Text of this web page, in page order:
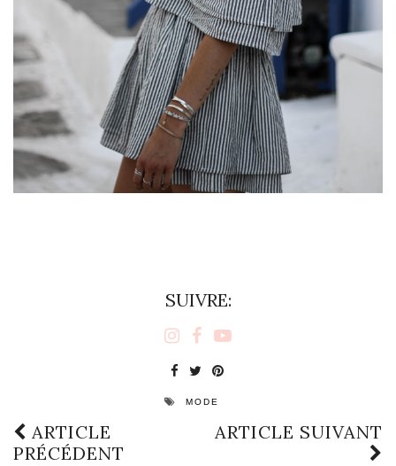
SUIVRE:
MODE
ARTICLE
PRÉCÉDENT
ARTICLE SUIVANT